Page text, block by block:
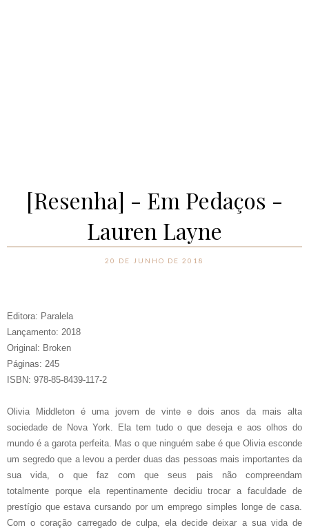
[Resenha] - Em Pedaços -
Lauren Layne
20 DE JUNHO DE 2018
Editora: Paralela
Lançamento: 2018
Original: Broken
Páginas: 245
ISBN: 978-85-8439-117-2
Olivia Middleton é uma jovem de vinte e dois anos da mais alta
sociedade de Nova York. Ela tem tudo o que deseja e aos olhos do
mundo é a garota perfeita. Mas o que ninguém sabe é que Olivia esconde
um segredo que a levou a perder duas das pessoas mais importantes da
sua vida, o que faz com que seus pais não compreendam
totalmente porque ela repentinamente decidiu trocar a faculdade de
prestígio que estava cursando por um emprego simples longe de casa.
Com o coração carregado de culpa, ela decide deixar a sua vida de